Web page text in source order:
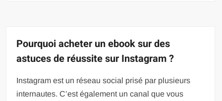
Pourquoi acheter un ebook sur des
astuces de réussite sur Instagram ?
Instagram est un réseau social prisé par plusieurs
internautes. C’est également un canal que vous